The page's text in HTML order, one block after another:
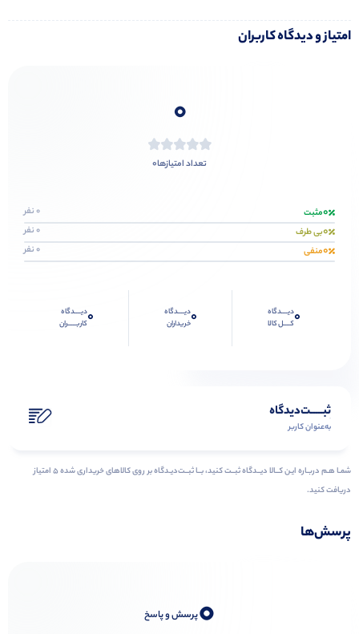
امتیاز و دیدگاه کاربران
0
تعداد امتیازها0
0مثبت 0 نفر
0بی طرف 0 نفر
0منفی 0 نفر
0دیــــدگاه
کــــل کالا
0دیــــدگاه
خریداران
0دیــــدگاه
کاربـــــران
ثبـــــت‌دیدگاه
به‌عنوان کاربر
شمـا هـم دربـاره ایـن کــالا دیــدگاه ثبــت کنید، بــا ثبــت‌دیـدگاه بر روی کالاهای خریداری شده ۵ امتیاز
دریافت کنید.
پرسش‌ها
0پرسش و پاسخ